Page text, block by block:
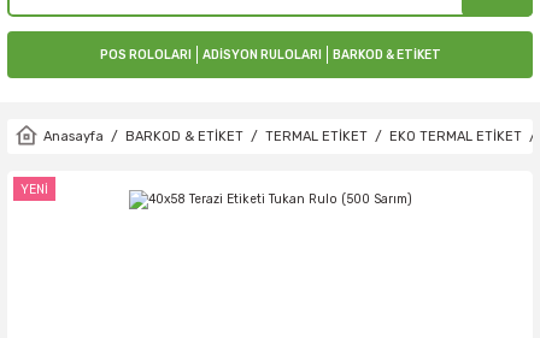
POS ROLOLARI ADİSYON RULOLARI BARKOD & ETİKET
Anasayfa BARKOD & ETİKET TERMAL ETİKET EKO TERMAL ETİKET
YENİ